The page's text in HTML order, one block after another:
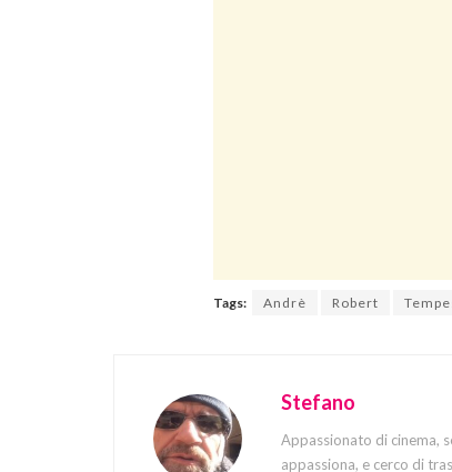
Tags: Andrè Robert
Stefano
Appassionato di cinema,
appassiona, e cerco di